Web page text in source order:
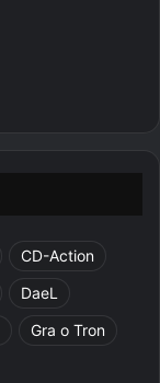
CD-Action
DaeL
Gra o Tron